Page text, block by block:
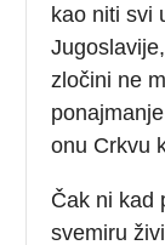
kao niti svi
zločini ne
onu Crkvu
Čak ni kad
svemiru